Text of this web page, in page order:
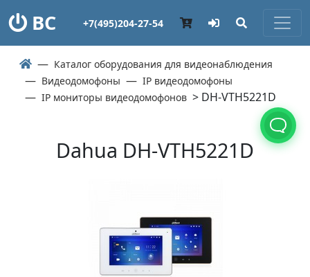
ВС +7(495)204-27-54
Каталог оборудования для видеонаблюдения
Видеодомофоны
IP видеодомофоны
IP мониторы видеодомофонов > DH-VTH5221D
Dahua DH-VTH5221D